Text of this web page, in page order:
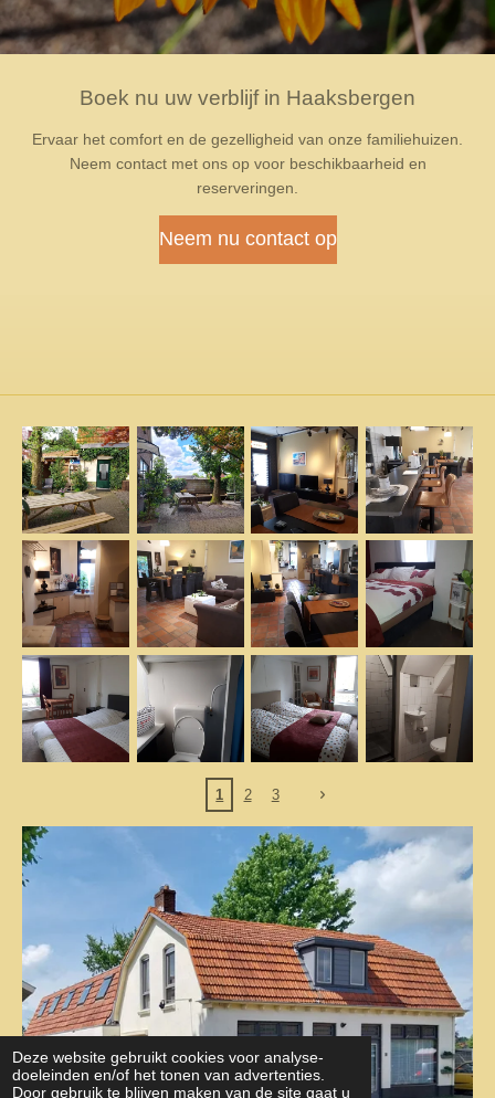
Deze website gebruikt cookies voor analyse-
doeleinden en/of het tonen van advertenties.
Door gebruik te blijven maken van de site gaat u
Boek nu uw verblijf in Haaksbergen
Ervaar het comfort en de gezelligheid van onze familiehuizen.
Neem contact met ons op voor beschikbaarheid en
reserveringen.
Neem nu contact op
1 2 3